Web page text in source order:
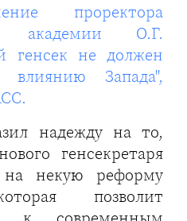
проректора
академии О.Г.
генсек не должен
влиянию Запада",
надежду на то,
генсекретаря
на некую реформу
позволит